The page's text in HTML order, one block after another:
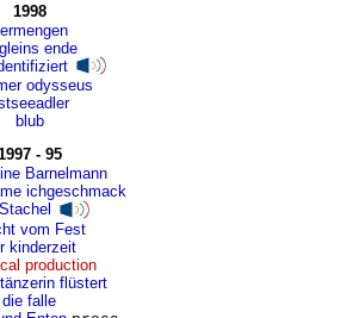
1998
ende
odysseus
blub
- 95
Barnelmann
ichgeschmack
vom Fest
kinderzeit
production
flüstert
die falle